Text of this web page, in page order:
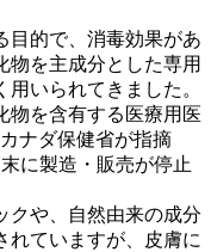
目的で、消毒効果があ
物を主成分とした専用
いられてきました。
物を含有する医療用医
ナダ保健省が指摘
に製造・販売が停止
クや、自然由来の成分
れていますが、皮膚に